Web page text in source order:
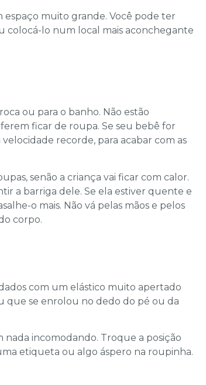
espaço muito grande. Você pode ter
colocá-lo num local mais aconchegante
ou para o banho. Não estão
ficar de roupa. Se seu bebê for
recorde, para acabar com as
senão a criança vai ficar com calor.
a barriga dele. Se ela estiver quente e
o mais. Não vá pelas mãos e pelos
corpo.
com um elástico muito apertado
que se enrolou no dedo do pé ou da
nada incomodando. Troque a posição
etiqueta ou algo áspero na roupinha.